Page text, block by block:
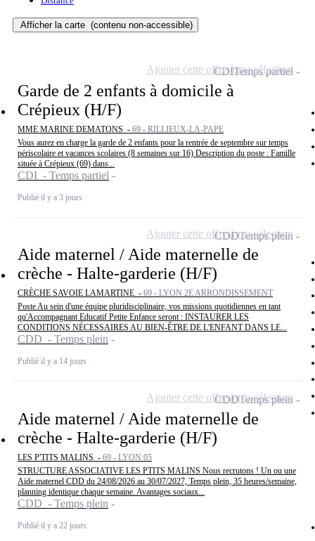
Afficher la carte (contenu non-accessible)
Garde de 2 enfants à domicile à
Crépieux (H/F)
MME MARINE DEMATONS - 69 - RILLIEUX-LA-PAPE
Vous aurez en charge la garde de 2 enfants pour la rentrée de septembre sur temps
périscolaire et vacances scolaires (8 semaines sur 16) Description du poste : Famille
située à Crépieux (69) dans...
CDI - Temps partiel
Publié il y a 3 jours
CDITemps partiel
Ajouter cette offre à ma sélection
Aide maternel / Aide maternelle de
crèche - Halte-garderie (H/F)
CRÈCHE SAVOIE LAMARTINE - 69 - LYON 2E ARRONDISSEMENT
Poste Au sein d'une équipe pluridisciplinaire, vos missions quotidiennes en tant
qu'Accompagnant Educatif Petite Enfance seront : INSTAURER LES
CONDITIONS NÉCESSAIRES AU BIEN-ÊTRE DE L'ENFANT DANS LE...
CDD - Temps plein
Publié il y a 14 jours
CDDTemps plein
Ajouter cette offre à ma sélection
Aide maternel / Aide maternelle de
crèche - Halte-garderie (H/F)
LES P'TITS MALINS - 69 - LYON 05
STRUCTURE ASSOCIATIVE LES PTITS MALINS Nous recrutons ! Un ou une
Aide maternel CDD du 24/08/2026 au 30/07/2027, Temps plein, 35 heures/semaine,
planning identique chaque semaine. Avantages sociaux...
CDD - Temps plein
Publié il y a 22 jours
CDDTemps plein
Ajouter cette offre à ma sélection